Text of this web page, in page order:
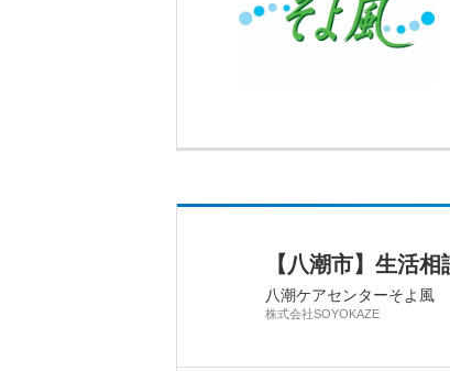
【八潮市】生活
八潮ケアセンターそよ風
株式会社SOYOKAZE